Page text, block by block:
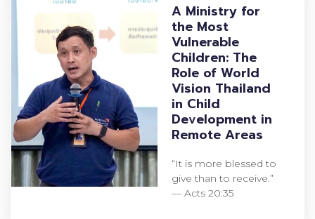
A Ministry for
the Most
Vulnerable
Children: The
Role of World
Vision Thailand
in Child
Development in
Remote Areas
“It is more blessed to
give than to receive.”
— Acts 20:35